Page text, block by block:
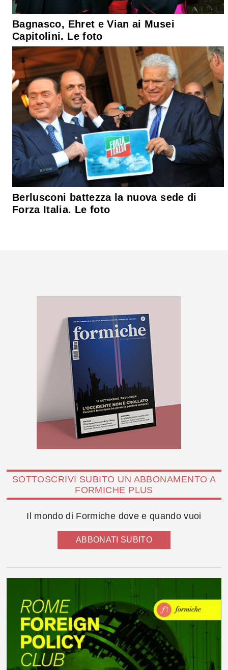
Bagnasco, Ehret e Vian ai Musei
Capitolini. Le foto
Berlusconi battezza la nuova sede di
Forza Italia. Le foto
SOTTOSCRIVI SUBITO UN ABBONAMENTO A
FORMICHE PLUS
Il mondo di Formiche dove e quando vuoi
ABBONATI SUBITO